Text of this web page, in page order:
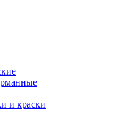
и краски